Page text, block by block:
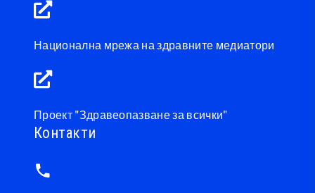
Национална мрежа на здравните медиатори
Проект "Здравеопазване за всички"
Контакти